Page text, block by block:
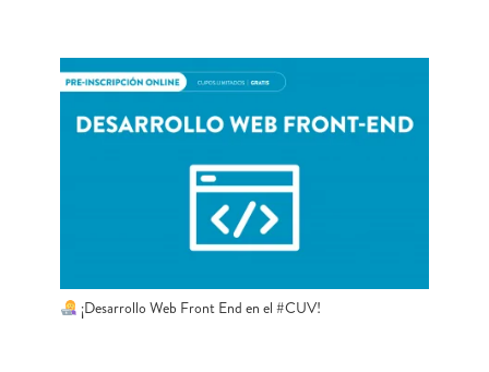
¡Desarrollo Web Front End en el #CUV!